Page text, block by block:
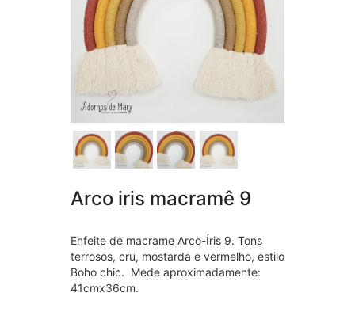
Arco iris macramê 9
Enfeite de macrame Arco-Íris 9. Tons
terrosos, cru, mostarda e vermelho, estilo
Boho chic. Mede aproximadamente:
41cmx36cm.